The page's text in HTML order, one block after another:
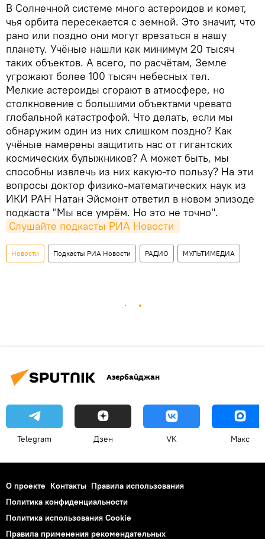
В Солнечной системе много астероидов и комет,
чья орбита пересекается с земной. Это значит, что
рано или поздно они могут врезаться в нашу
планету. Учёные нашли как минимум 20 тысяч
таких объектов. А всего, по расчётам, Земле
угрожают более 100 тысяч небесных тел.
Мелкие астероиды сгорают в атмосфере, но
столкновение с большими объектами чревато
глобальной катастрофой. Что делать, если мы
обнаружим один из них слишком поздно? Как
учёные намерены защитить нас от гигантских
космических булыжников? А может быть, мы
способны извлечь из них какую-то пользу? На эти
вопросы доктор физико-математических наук из
ИКИ РАН Натан Эйсмонт ответил в новом эпизоде
подкаста "Мы все умрём. Но это не точно".
Слушайте подкасты РИА Новости
Новости Подкасты РИА Новости РАДИО МУЛЬТИМЕДИА
Азербайджан
Telegram Дзен VK Макс
О проекте Контакты Правила использования
Политика конфиденциальности
Политика использования Cookie
Правила применения рекомендательных